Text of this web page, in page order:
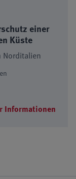
einer
Küste
Norditalien
Informationen